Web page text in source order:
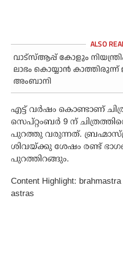
വാട്‌സ്ആപ്പ് കോളും
ലാഭം കൊയ്യാന്‍
അംബാനി
എട്ട് വര്‍ഷം കൊണ്ടാണ്
സെപ്റ്റംബര്‍ 9 ന്
പുറത്തു വരുന്നത്.
ശിവയ്ക്കു ശേഷം രണ്ട്
പുറത്തിറങ്ങും.
Content Highlight:
astras